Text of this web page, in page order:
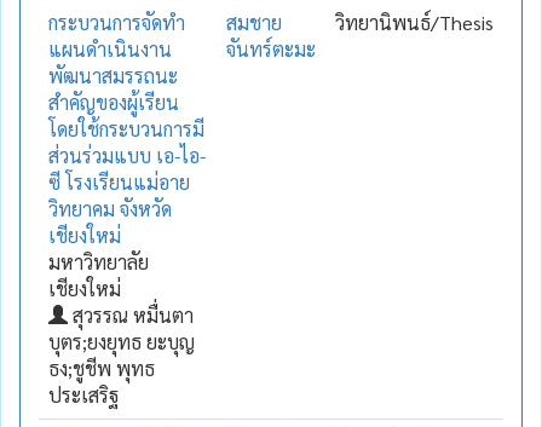
กระบวนการจัดทำ
แผนดำเนินงาน
พัฒนาสมรรถนะ
สำคัญของผู้เรียน
โดยใช้กระบวนการมี
ส่วนร่วมแบบ เอ-ไอ-
ซี โรงเรียนแม่อาย
วิทยาคม จังหวัด
เชียงใหม่
มหาวิทยาลัย
เชียงใหม่
สุวรรณ หมื่นตา
บุตร;ยงยุทธ ยะบุญ
ธง;ชูชีพ พุทธ
ประเสริฐ
สมชาย
จันทร์ตะมะ
วิทยานิพนธ์/Thesis